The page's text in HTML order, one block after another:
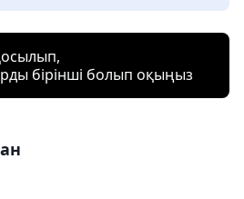
бірінші болып оқыңыз